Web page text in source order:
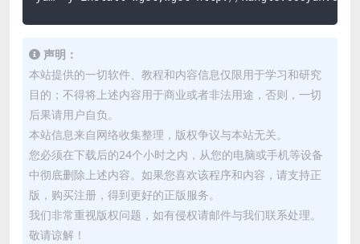
声明：
本站提供的一切软件、教程和内容信息仅限用于学习和研究
目的；不得将上述内容用于商业或者非法用途，否则，一切
后果请用户自负。
本站信息来自网络收集整理，版权争议与本站无关。
您必须在下载后的24个小时之内，从您的电脑或手机等设备
中彻底删除上述内容。如果您喜欢该程序和内容，请支持正
版，购买注册，得到更好的正版服务。
我们非常重视版权问题，如有侵权请邮件与我们联系处理。
敬请谅解！